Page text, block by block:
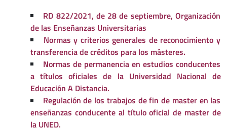
RD 822/2021, de 28 de septiembre, Organización
de las Enseñanzas Universitarias
Normas y criterios generales de reconocimiento y
transferencia de créditos para los másteres.
Normas de permanencia en estudios conducentes
a títulos oficiales de la Universidad Nacional de
Educación A Distancia.
Regulación de los trabajos de fin de master en las
enseñanzas conducente al título oficial de master de
la UNED.